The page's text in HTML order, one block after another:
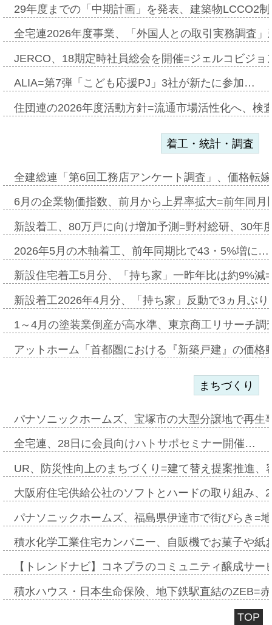
29年度までの「中期計画」を発表、建築物LCCO2
全宅連2026年度事業、「外国人との取引実務調査
JERCO、18期定時社員総会を開催=ジェルコビジ
ALIA=第7弾「こども応援PJ」3社が新たに参加…
住団連の2026年度活動方針=流通市場活性化へ、検
着工・統計・調査
全建総連「第6回工務店アンケート調査」、価格転
6月の企業物価指数、前月から上昇率拡大=前年同
新設着工、80万戸に向け増加予測=野村総研、30年
2026年5月の木軸着工、前年同期比で43・5%増に…
新設住宅着工5月分、「持ち家」一昨年比は約9%
新設着工2026年4月分、「持ち家」反動で3ヵ月ぶ
1～4月の塗装業倒産が高水準、東京商工リサーチ
アットホーム「首都圏における『新築戸建』の価
まちづくり
パナソニックホームズ、宝塚市の大型分譲地で再
全宅連、28日に会員向けハトサポセミナー開催…
UR、防災性向上のまちづくり=建て替え提案推進
大阪府住宅供給公社のソフトとハードの取り組み
パナソニックホームズ、福島県伊達市で街びらき=
積水化学工業住宅カンパニー、自販機でお菓子や
【トレンドナビ】コネプラのコミュニティ醸成サ
積水ハウス・日本生命保険、地下鉄駅直結のZEB=
TOP